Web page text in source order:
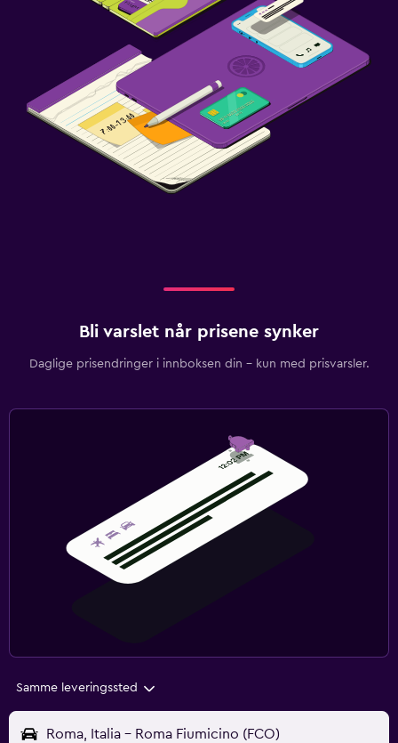
Bli varslet når prisene synker
Daglige prisendringer i innboksen din – kun med prisvarsler.
Samme leveringssted
Roma, Italia - Roma Fiumicino (FCO)